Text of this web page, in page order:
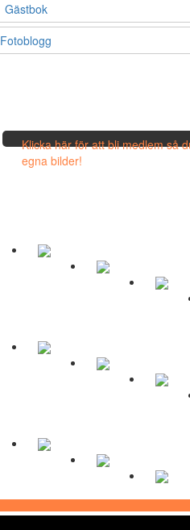
Gästbok
Fotoblogg
Klicka här för att bli medlem så
egna bilder!